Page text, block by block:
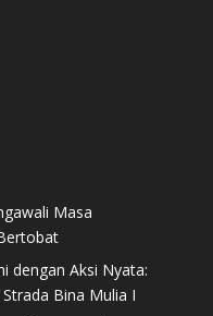
Masa
dengan Aksi Nyata:
Bina Mulia I